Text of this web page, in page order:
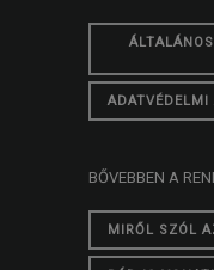
BŐVEBBEN A
MIRŐL SZÓL